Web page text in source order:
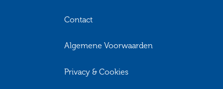
Contact
Algemene Voorwaarden
Privacy & Cookies